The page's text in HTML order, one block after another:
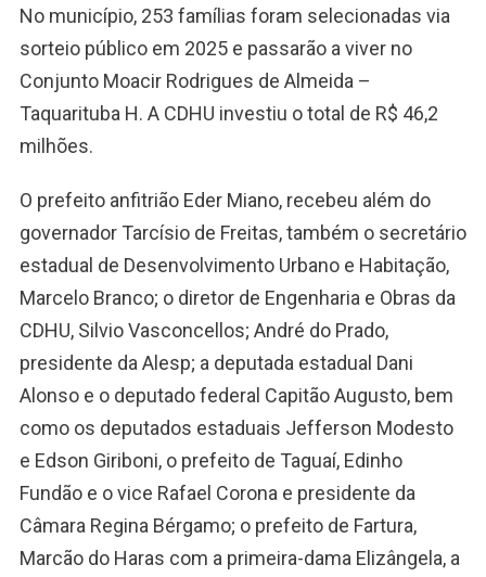
No município, 253 famílias foram selecionadas via
sorteio público em 2025 e passarão a viver no
Conjunto Moacir Rodrigues de Almeida –
Taquarituba H. A CDHU investiu o total de R$ 46,2
milhões.
O prefeito anfitrião Eder Miano, recebeu além do
governador Tarcísio de Freitas, também o secretário
estadual de Desenvolvimento Urbano e Habitação,
Marcelo Branco; o diretor de Engenharia e Obras da
CDHU, Silvio Vasconcellos; André do Prado,
presidente da Alesp; a deputada estadual Dani
Alonso e o deputado federal Capitão Augusto, bem
como os deputados estaduais Jefferson Modesto
e Edson Giriboni, o prefeito de Taguaí, Edinho
Fundão e o vice Rafael Corona e presidente da
Câmara Regina Bérgamo; o prefeito de Fartura,
Marcão do Haras com a primeira-dama Elizângela, a